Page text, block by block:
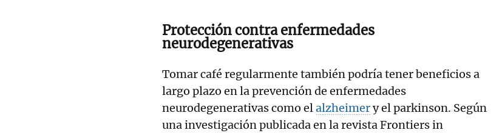
Protección contra enfermedades
neurodegenerativas
Tomar café regularmente también podría tener beneficios a
largo plazo en la prevención de enfermedades
neurodegenerativas como elalzheimery el parkinson. Según
una investigación publicada en la revista Frontiers in